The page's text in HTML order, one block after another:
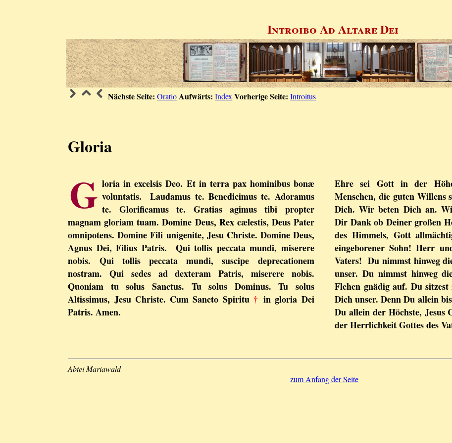
Introibo Ad Altare Dei
Nächste Seite: Oratio Aufwärts: Index Vorherige Seite: Introitus
Gloria
G loria in excelsis Deo. Et in terra pax hominibus bonæ
voluntatis. Laudamus te. Benedicimus te. Adoramus
te. Glorificamus te. Gratias agimus tibi propter
magnam gloriam tuam. Domine Deus, Rex cælestis, Deus Pater
omnipotens. Domine Fili unigenite, Jesu Christe. Domine Deus,
Agnus Dei, Filius Patris. Qui tollis peccata mundi, miserere
nobis. Qui tollis peccata mundi, suscipe deprecationem
nostram. Qui sedes ad dexteram Patris, miserere nobis.
Quoniam tu solus Sanctus. Tu solus Dominus. Tu solus
Altissimus, Jesu Christe. Cum Sancto Spiritu † in gloria Dei
Patris. Amen.
Ehre sei Gott in der
Menschen, die guten
Dich. Wir beten Dich an.
Dir Dank ob Deiner großen
des Himmels, Gott
eingeborener Sohn! Herr
Vaters! Du nimmst hinweg
unser. Du nimmst hinweg
Flehen gnädig auf. Du
Dich unser. Denn Du allein
Du allein der Höchste,
der Herrlichkeit Gottes des
Abtei Mariawald
zum Anfang der Seite